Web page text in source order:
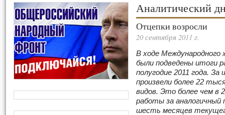
Аналитический
Отцепки возросли
20 сентября 2011 г.
В ходе Международного
были подведены итоги
полугодие 2011 года.
произвели более 22
видов. Это более чем в
работы за аналогичный
шесть месяцев